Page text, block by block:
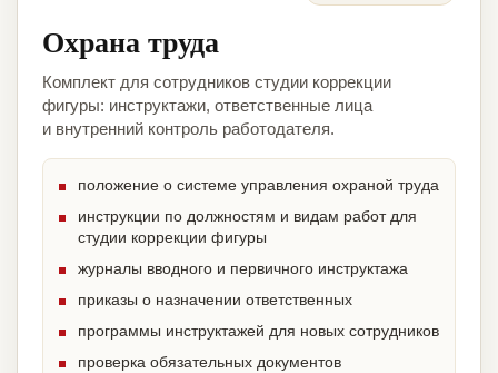
Охрана труда
Комплект для сотрудников студии коррекции
фигуры: инструктажи, ответственные лица
и внутренний контроль работодателя.
положение о системе управления охраной труда
инструкции по должностям и видам работ для
студии коррекции фигуры
журналы вводного и первичного инструктажа
приказы о назначении ответственных
программы инструктажей для новых сотрудников
проверка обязательных документов